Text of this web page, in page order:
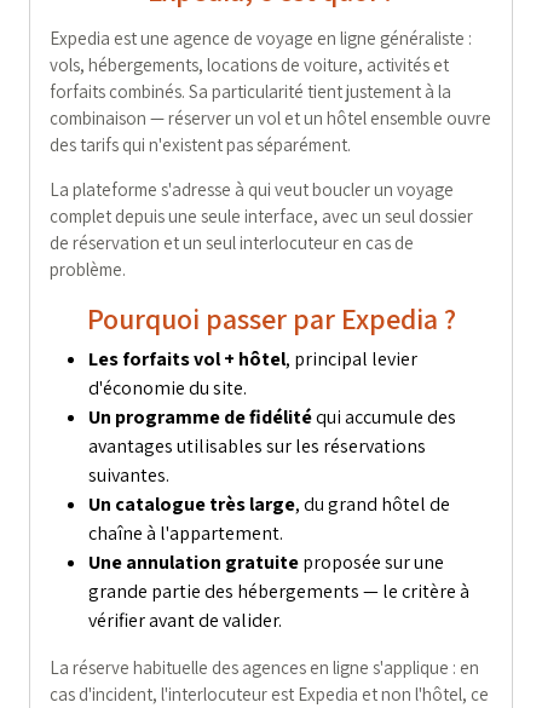
Expedia est une agence de voyage en ligne généraliste :
vols, hébergements, locations de voiture, activités et
forfaits combinés. Sa particularité tient justement à la
combinaison — réserver un vol et un hôtel ensemble ouvre
des tarifs qui n'existent pas séparément.
La plateforme s'adresse à qui veut boucler un voyage
complet depuis une seule interface, avec un seul dossier
de réservation et un seul interlocuteur en cas de
problème.
Pourquoi passer par Expedia ?
Les forfaits vol + hôtel, principal levier
d'économie du site.
Un programme de fidélitéqui accumule des
avantages utilisables sur les réservations
suivantes.
Un catalogue très large, du grand hôtel de
chaîne à l'appartement.
Une annulation gratuiteproposée sur une
grande partie des hébergements — le critère à
vérifier avant de valider.
La réserve habituelle des agences en ligne s'applique : en
cas d'incident, l'interlocuteur est Expedia et non l'hôtel, ce